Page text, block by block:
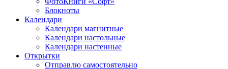
Блокноты
Календари
Календари магнитные
Календари настольные
Календари настенные
Открытки
Отправлю самостоятельно